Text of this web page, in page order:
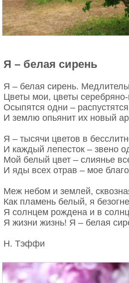
Я – белая сирень
Я – белая сирень.
Цветы мои, цветы серебряно-
Осыпятся одни –
И землю опьянит их новый
Я – тысячи цветов в
И каждый лепесток – звено
Мой белый цвет – слиянье
И яды всех отрав – мое
Меж небом и землей,
Как пламень белый, я
Я солнцем рождена и в
Я жизни жизнь! Я – белая
Н. Тэффи